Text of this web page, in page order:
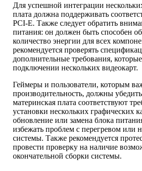
Для успешной интеграции
плата должна поддерживать
PCI-E. Также следует обратить
питания: он должен быть способен
количество энергии для всех
рекомендуется проверять
дополнительные требования,
подключении нескольких видеокарт.
Геймеры и пользователи, которым
производительность, должны
материнская плата соответствуют
установки нескольких графических
обновление или замена блока
избежать проблем с перегревом или
системы. Также рекомендуется
провести проверку на наличие
окончательной сборки системы.